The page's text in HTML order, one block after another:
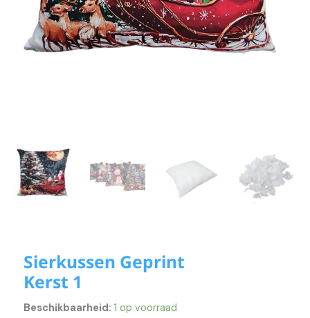
Sierkussen Geprint
Kerst 1
Beschikbaarheid: 1 op voorraad